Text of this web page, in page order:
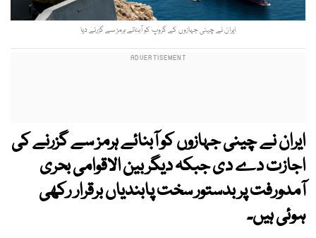
ایران نے چینی جہازوں کے گروپ کو آبنائے ہرمز سے گزرنے دیا
ایران نے چینی جہازوں کو آبنائے ہرمز سے گزرنے کی
اجازت دے دی جبکہ دیگر بین الاقوامی بحری
آمدورفت پر بدستور سخت پابندیاں برقرار رکھی
ہوئی ہیں۔